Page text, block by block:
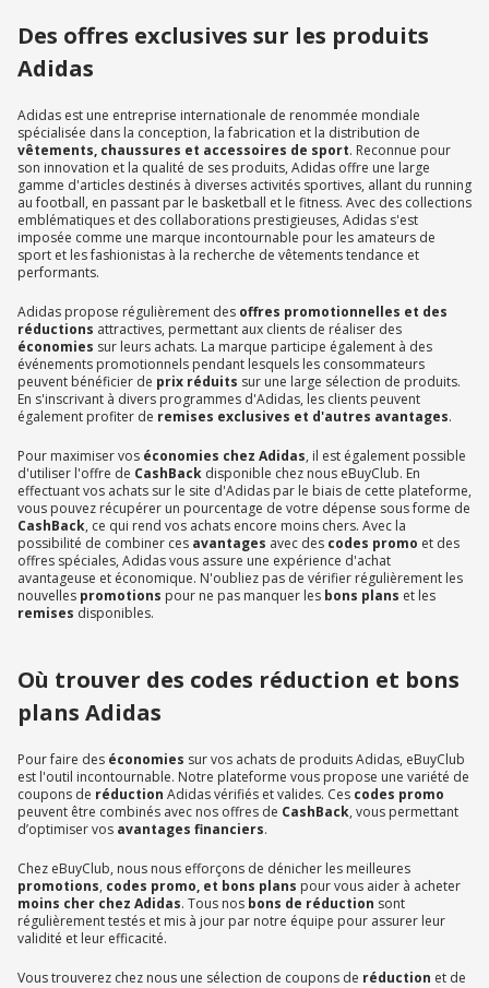
Des offres exclusives sur les produits
Adidas
Adidas est une entreprise internationale de renommée mondiale
spécialisée dans la conception, la fabrication et la distribution de
vêtements, chaussures et accessoires de sport. Reconnue pour
son innovation et la qualité de ses produits, Adidas offre une large
gamme d'articles destinés à diverses activités sportives, allant du running
au football, en passant par le basketball et le fitness. Avec des collections
emblématiques et des collaborations prestigieuses, Adidas s'est
imposée comme une marque incontournable pour les amateurs de
sport et les fashionistas à la recherche de vêtements tendance et
performants.
Adidas propose régulièrement des offres promotionnelles et des
réductions attractives, permettant aux clients de réaliser des
économies sur leurs achats. La marque participe également à des
événements promotionnels pendant lesquels les consommateurs
peuvent bénéficier de prix réduits sur une large sélection de produits.
En s'inscrivant à divers programmes d'Adidas, les clients peuvent
également profiter de remises exclusives et d'autres avantages.
Pour maximiser vos économies chez Adidas, il est également possible
d'utiliser l'offre de CashBack disponible chez nous eBuyClub. En
effectuant vos achats sur le site d'Adidas par le biais de cette plateforme,
vous pouvez récupérer un pourcentage de votre dépense sous forme de
CashBack, ce qui rend vos achats encore moins chers. Avec la
possibilité de combiner ces avantages avec des codes promo et des
offres spéciales, Adidas vous assure une expérience d'achat
avantageuse et économique. N'oubliez pas de vérifier régulièrement les
nouvelles promotions pour ne pas manquer les bons plans et les
remises disponibles.
Où trouver des codes réduction et bons
plans Adidas
Pour faire des économies sur vos achats de produits Adidas, eBuyClub
est l'outil incontournable. Notre plateforme vous propose une variété de
coupons de réduction Adidas vérifiés et valides. Ces codes promo
peuvent être combinés avec nos offres de CashBack, vous permettant
d’optimiser vos avantages financiers.
Chez eBuyClub, nous nous efforçons de dénicher les meilleures
promotions, codes promo, et bons plans pour vous aider à acheter
moins cher chez Adidas. Tous nos bons de réduction sont
régulièrement testés et mis à jour par notre équipe pour assurer leur
validité et leur efficacité.
Vous trouverez chez nous une sélection de coupons de réduction et de